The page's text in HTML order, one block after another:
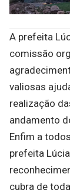
A prefeita
comissão
valiosas
realização
andamento
Enfim a
prefeita
cubra de